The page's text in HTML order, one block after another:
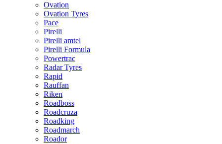
Ovation
Ovation Tyres
Pace
Pirelli
Pirelli amtel
Pirelli Formula
Powertrac
Radar Tyres
Rapid
Rauffan
Riken
Roadboss
Roadcruza
Roadking
Roadmarch
Roador